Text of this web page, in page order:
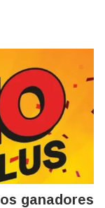
ganadores